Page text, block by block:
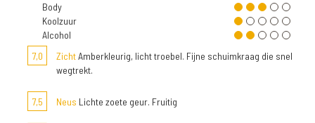
Body
Koolzuur
Alcohol
7,0
ZichtAmberkleurig, licht troebel. Fijne schuimkraag die snel
wegtrekt.
7,5 Neus Lichte zoete geur. Fruitig